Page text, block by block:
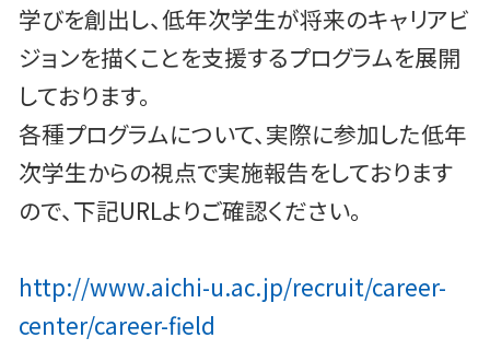
学びを創出し、低年次学生が将来のキャリアビ
ジョンを描くことを支援するプログラムを展開
しております。
各種プログラムについて、実際に参加した低年
次学生からの視点で実施報告をしております
ので、下記URLよりご確認ください。
http://www.aichi-u.ac.jp/recruit/career-
center/career-field